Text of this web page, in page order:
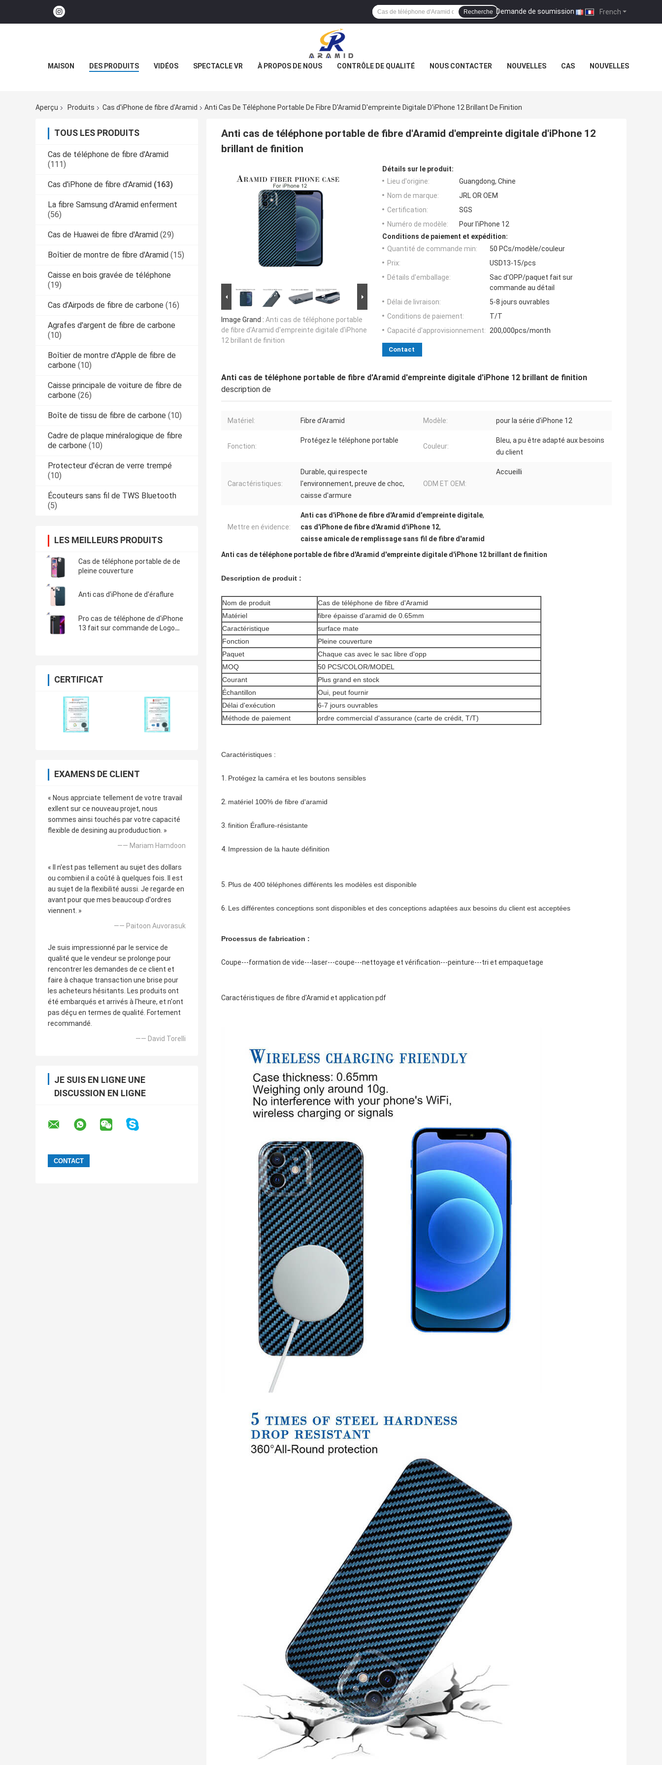
French
Demande de soumission |
Recherche
MAISON DES PRODUITS VIDÉOS SPECTACLE VR À PROPOS DE NOUS CONTRÔLE DE QUALITÉ NOUS CONTACTER NOUVELLES CAS NOUVELLES
Aperçu Produits Cas d'iPhone de fibre d'Aramid Anti Cas De Téléphone Portable De Fibre D'Aramid D'empreinte Digitale D'iPhone 12 Brillant De Finition
TOUS LES PRODUITS
Cas de téléphone de fibre d'Aramid
(111)
Cas d'iPhone de fibre d'Aramid (163)
La fibre Samsung d'Aramid enferment
(56)
Cas de Huawei de fibre d'Aramid (29)
Boîtier de montre de fibre d'Aramid (15)
Caisse en bois gravée de téléphone
(19)
Cas d'Airpods de fibre de carbone (16)
Agrafes d'argent de fibre de carbone
(10)
Boîtier de montre d'Apple de fibre de
carbone (10)
Caisse principale de voiture de fibre de
carbone (26)
Boîte de tissu de fibre de carbone (10)
Cadre de plaque minéralogique de fibre
de carbone (10)
Protecteur d'écran de verre trempé
(10)
Écouteurs sans fil de TWS Bluetooth
(5)
LES MEILLEURS PRODUITS
Cas de téléphone portable de de
pleine couverture
Anti cas d'iPhone de d'éraflure
Pro cas de téléphone de d'iPhone
13 fait sur commande de Logo
CERTIFICAT
EXAMENS DE CLIENT
« Nous apprciate tellement de votre travail
exllent sur ce nouveau projet, nous
sommes ainsi touchés par votre capacité
flexible de desining au produduction. »
—— Mariam Hamdoon
« Il n'est pas tellement au sujet des dollars
ou combien il a coûté à quelques fois. Il est
au sujet de la flexibilité aussi. Je regarde en
avant pour que mes beaucoup d'ordres
viennent. »
—— Paitoon Auvorasuk
Je suis impressionné par le service de
qualité que le vendeur se prolonge pour
rencontrer les demandes de ce client et
faire à chaque transaction une brise pour
les acheteurs hésitants. Les produits ont
été embarqués et arrivés à l'heure, et n'ont
pas déçu en termes de qualité. Fortement
recommandé.
—— David Torelli
JE SUIS EN LIGNE UNE
DISCUSSION EN LIGNE
Anti cas de téléphone portable de fibre d'Aramid d'empreinte digitale d'iPhone 12
brillant de finition
Image Grand : Anti cas de téléphone portable
de fibre d'Aramid d'empreinte digitale d'iPhone
12 brillant de finition
Détails sur le produit:
Lieu d'origine:
Guangdong, Chine
Nom de marque:
JRL OR OEM
Certification:
SGS
Numéro de modèle:
Pour l'iPhone 12
Conditions de paiement et expédition:
Quantité de commande min:
50 PCs/modèle/couleur
Prix:
USD13-15/pcs
Détails d'emballage:
Sac d'OPP/paquet fait sur
commande au détail
Délai de livraison:
5-8 jours ouvrables
Conditions de paiement:
T/T
Capacité d'approvisionnement: 200,000pcs/month
Contact
Anti cas de téléphone portable de fibre d'Aramid d'empreinte digitale d'iPhone 12 brillant de finition
description de
Matériel: Fibre d'Aramid Modèle: pour la série d'iPhone 12
Fonction:
Protégez le téléphone portable
Couleur:
Bleu, a pu être adapté aux besoins
du client
Caractéristiques:
Durable, qui respecte
l'environnement, preuve de choc,
caisse d'armure
ODM ET OEM:
Accueilli
Mettre en évidence:
Anti cas d'iPhone de fibre d'Aramid d'empreinte digitale,
cas d'iPhone de fibre d'Aramid d'iPhone 12,
caisse amicale de remplissage sans fil de fibre d'aramid
Anti cas de téléphone portable de fibre d'Aramid d'empreinte digitale d'iPhone 12 brillant de finition
Description de produit :
Nom de produit
Cas de téléphone de fibre d'Aramid
Matériel
fibre épaisse d'aramid de 0.65mm
Caractéristique
surface mate
Fonction
Pleine couverture
Paquet
Chaque cas avec le sac libre d'opp
MOQ
50 PCS/COLOR/MODEL
Courant
Plus grand en stock
Échantillon
Oui, peut fournir
Délai d'exécution
6-7 jours ouvrables
Méthode de paiement
ordre commercial d'assurance (carte de crédit, T/T)
Caractéristiques :
1. Protégez la caméra et les boutons sensibles
2. matériel 100% de fibre d'aramid
3. finition Éraflure-résistante
4. Impression de la haute définition
5. Plus de 400 téléphones différents les modèles est disponible
6. Les différentes conceptions sont disponibles et des conceptions adaptées aux besoins du client est acceptées
Processus de fabrication :
Coupe---formation de vide---laser---coupe---nettoyage et vérification---peinture---tri et empaquetage
Caractéristiques de fibre d'Aramid et application.pdf